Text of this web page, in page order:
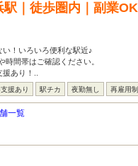
駅｜徒歩圏内｜副業
！いろいろ便利な駅近♪
時間帯はご確認ください。
あり！..
援あり 駅チカ 夜勤無し 再雇用
一覧